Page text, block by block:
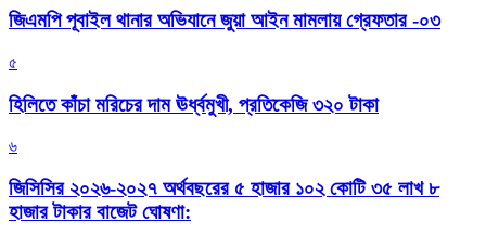
জিএমপি পূবাইল থানার অভিযানে জুয়া আইন মামলায় গ্রেফতার -০৩
৫
হিলিতে কাঁচা মরিচের দাম ঊর্ধ্বমুখী, প্রতিকেজি ৩২০ টাকা
৬
জিসিসির ২০২৬-২০২৭ অর্থবছরের ৫ হাজার ১০২ কোটি ৩৫ লাখ ৮
হাজার টাকার বাজেট ঘোষণা: